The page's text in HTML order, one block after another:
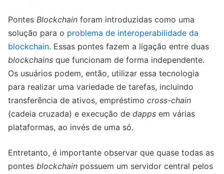
Pontes Blockchain foram introduzidas como uma
solução para o problema de interoperabilidade da
blockchain. Essas pontes fazem a ligação entre duas
blockchains que funcionam de forma independente.
Os usuários podem, então, utilizar essa tecnologia
para realizar uma variedade de tarefas, incluindo
transferência de ativos, empréstimo cross-chain
(cadeia cruzada) e execução de dapps em várias
plataformas, ao invés de uma só.
Entretanto, é importante observar que quase todas as
pontes blockchain possuem um servidor central pelos